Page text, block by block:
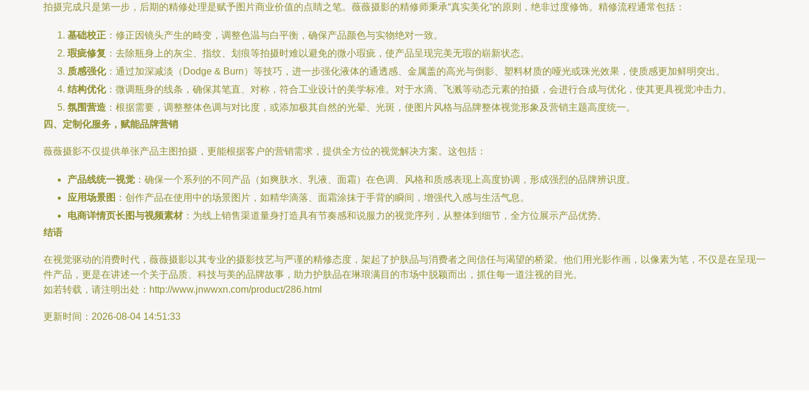
拍摄完成只是第一步，后期的精修处理是赋予图片商业价值的点睛之笔。薇薇摄影的精修师秉承“真实美化”的原则，绝非过度修饰。精修流程通常包括：
基础校正 ：修正因镜头产生的畸变，调整色温与白平衡，确保产品颜色与实物绝对一致。
瑕疵修复 ：去除瓶身上的灰尘、指纹、划痕等拍摄时难以避免的微小瑕疵，使产品呈现完美无瑕的崭新状态。
质感强化：通过加深减淡（Dodge & Burn）等技巧，进一步强化液体的通透感、金属盖的高光与倒影、塑料材质的哑光或珠光效果，使质感更加鲜明突出。
结构优化：微调瓶身的线条，确保其笔直、对称，符合工业设计的美学标准。对于水滴、飞溅等动态元素的拍摄，会进行合成与优化，使其更具视觉冲击力。
氛围营造 ：根据需要，调整整体色调与对比度，或添加极其自然的光晕、光斑，使图片风格与品牌整体视觉形象及营销主题高度统一。
四、定制化服务，赋能品牌营销
薇薇摄影不仅提供单张产品主图拍摄，更能根据客户的营销需求，提供全方位的视觉解决方案。这包括：
产品线统一视觉 ：确保一个系列的不同产品（如爽肤水、乳液、面霜）在色调、风格和质感表现上高度协调，形成强烈的品牌辨识度。
应用场景图 ：创作产品在使用中的场景图片，如精华滴落、面霜涂抹于手背的瞬间，增强代入感与生活气息。
电商详情页长图与视频素材：为线上销售渠道量身打造具有节奏感和说服力的视觉序列，从整体到细节，全方位展示产品优势。
结语
在视觉驱动的消费时代，薇薇摄影以其专业的摄影技艺与严谨的精修态度，架起了护肤品与消费者之间信任与渴望的桥梁。他们用光影作画，以像素为笔，不仅是在呈现一
件产品，更是在讲述一个关于品质、科技与美的品牌故事，助力护肤品在琳琅满目的市场中脱颖而出，抓住每一道注视的目光。
如若转载，请注明出处：http://www.jnwwxn.com/product/286.html
更新时间：2026-08-04 14:51:33